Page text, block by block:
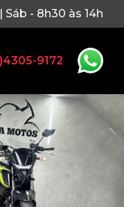
Sáb - 8h30 às 14h
9172